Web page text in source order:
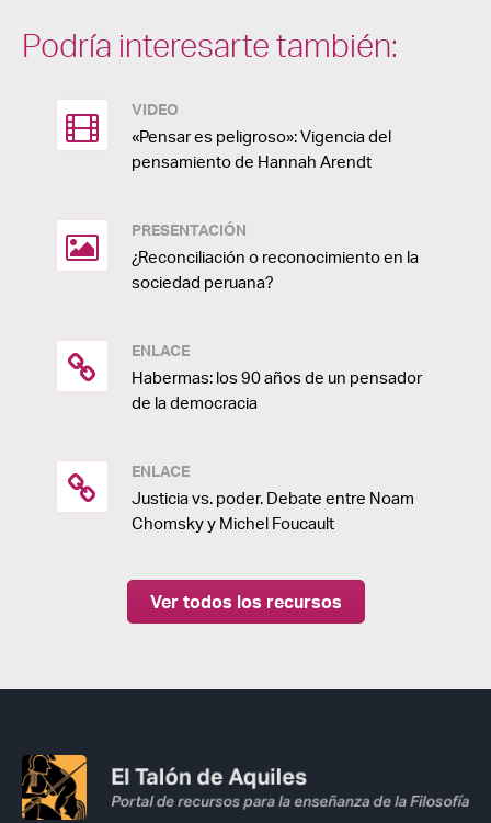
Podría interesarte también:
VIDEO
«Pensar es peligroso»: Vigencia del
pensamiento de Hannah Arendt
PRESENTACIÓN
¿Reconciliación o reconocimiento en la
sociedad peruana?
ENLACE
Habermas: los 90 años de un pensador
de la democracia
ENLACE
Justicia vs. poder. Debate entre Noam
Chomsky y Michel Foucault
Ver todos los recursos